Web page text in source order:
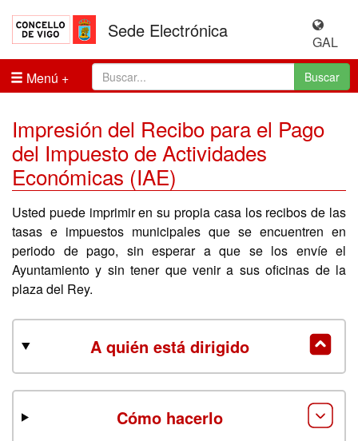
Sede Electrónica
GAL
Menú
Buscar
Impresión del Recibo para el Pago
del Impuesto de Actividades
Económicas (IAE)
Usted puede imprimir en su propia casa los recibos de las
tasas e impuestos municipales que se encuentren en
periodo de pago, sin esperar a que se los envíe el
Ayuntamiento y sin tener que venir a sus oficinas de la
plaza del Rey.
A quién está dirigido
Cómo hacerlo